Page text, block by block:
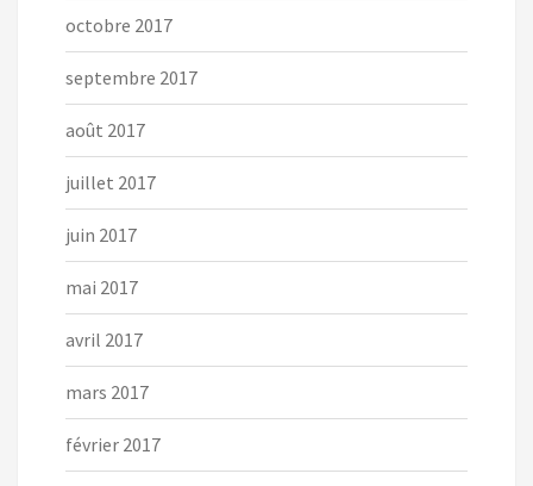
octobre 2017
septembre 2017
août 2017
juillet 2017
juin 2017
mai 2017
avril 2017
mars 2017
février 2017